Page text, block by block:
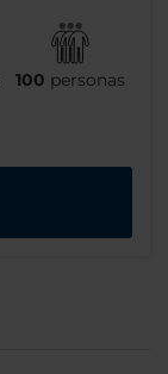
100 personas